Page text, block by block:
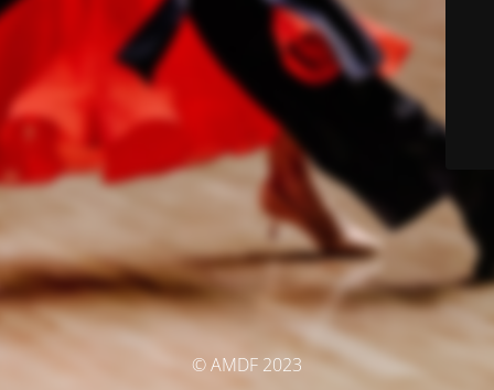
© AMDF 2023